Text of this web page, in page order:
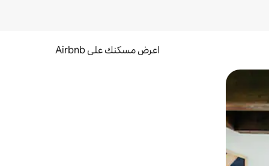
اعرض مسكنك على Airbnb